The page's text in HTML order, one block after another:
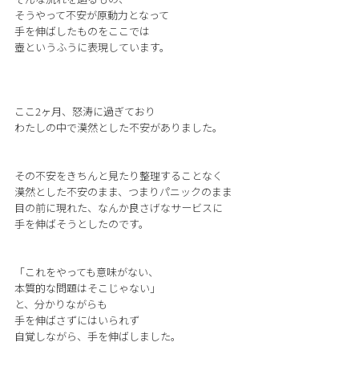
そうやって不安が原動力となって
手を伸ばしたものをここでは
壺というふうに表現しています。
ここ2ヶ月、怒涛に過ぎており
わたしの中で漠然とした不安がありました。
その不安をきちんと見たり整理することなく
漠然とした不安のまま、つまりパニックのまま
目の前に現れた、なんか良さげなサービスに
手を伸ばそうとしたのです。
「これをやっても意味がない、
本質的な問題はそこじゃない」
と、分かりながらも
手を伸ばさずにはいられず
自覚しながら、手を伸ばしました。